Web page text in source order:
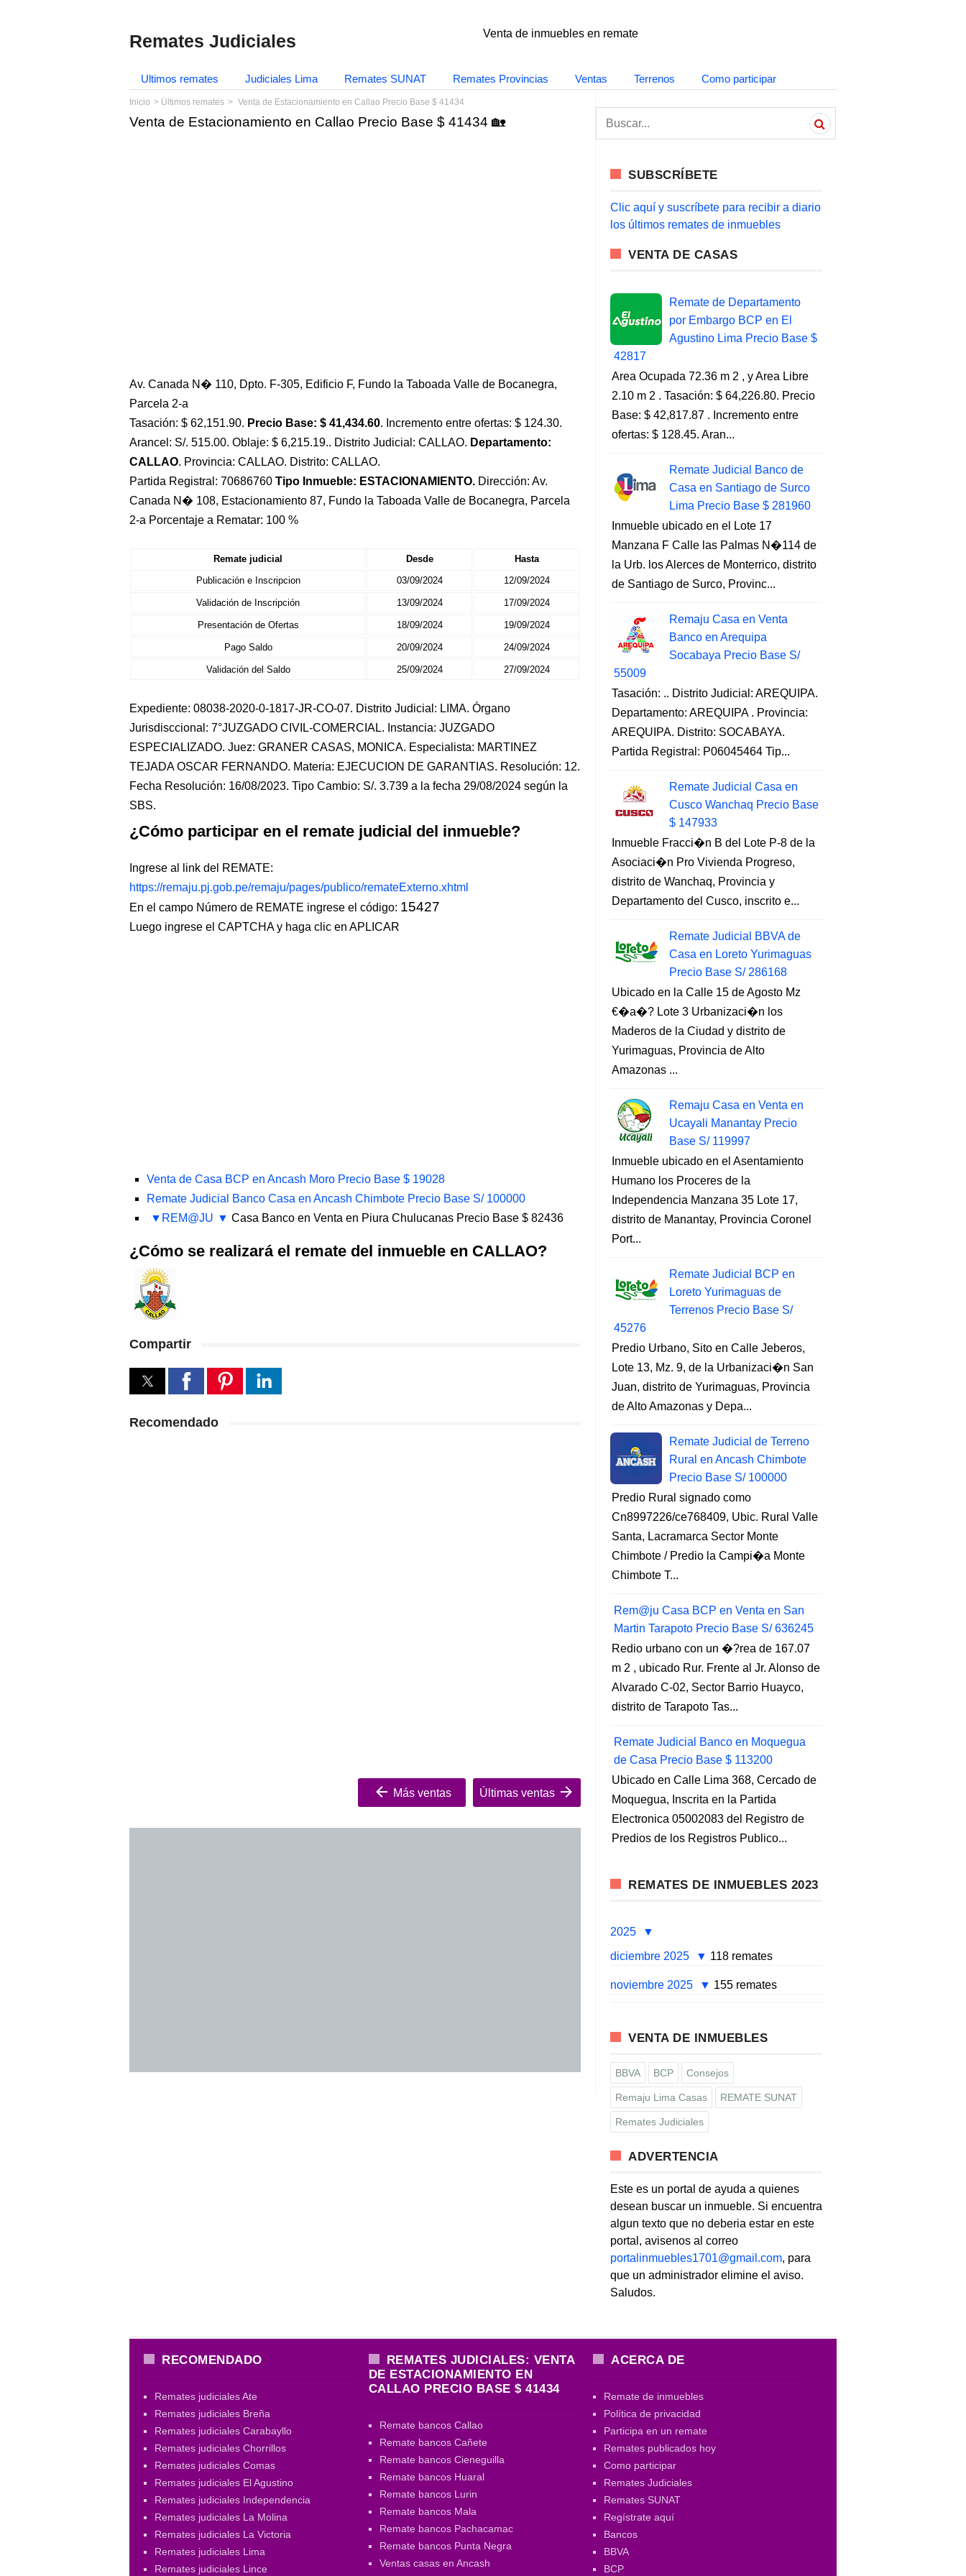
Remates Judiciales Venta de inmuebles en remate
Ultimos remates Judiciales Lima Remates SUNAT Remates Provincias Ventas Terrenos Como participar
Inicio Últimos remates Venta de Estacionamiento en Callao Precio Base $ 41434
Venta de Estacionamiento en Callao Precio Base $ 41434 🏡
Av. Canada N� 110, Dpto. F-305, Edificio F, Fundo la Taboada Valle de Bocanegra,
Parcela 2-a
Tasación: $ 62,151.90. Precio Base: $ 41,434.60. Incremento entre ofertas: $ 124.30.
Arancel: S/. 515.00. Oblaje: $ 6,215.19.. Distrito Judicial: CALLAO. Departamento:
CALLAO. Provincia: CALLAO. Distrito: CALLAO.
Partida Registral: 70686760 Tipo Inmueble: ESTACIONAMIENTO. Dirección: Av.
Canada N� 108, Estacionamiento 87, Fundo la Taboada Valle de Bocanegra, Parcela
2-a Porcentaje a Rematar: 100 %
Remate judicial Desde
Hasta
Publicación e Inscripcion
03/09/2024 12/09/2024
Validación de Inscripción 13/09/2024 17/09/2024
Presentación de Ofertas 18/09/2024 19/09/2024
Pago Saldo 20/09/2024 24/09/2024
Validación del Saldo 25/09/2024 27/09/2024
Expediente: 08038-2020-0-1817-JR-CO-07. Distrito Judicial: LIMA. Órgano
Jurisdisccional: 7°JUZGADO CIVIL-COMERCIAL. Instancia: JUZGADO
ESPECIALIZADO. Juez: GRANER CASAS, MONICA. Especialista: MARTINEZ
TEJADA OSCAR FERNANDO. Materia: EJECUCION DE GARANTIAS. Resolución: 12.
Fecha Resolución: 16/08/2023. Tipo Cambio: S/. 3.739 a la fecha 29/08/2024 según la
SBS.
¿Cómo participar en el remate judicial del inmueble?
Ingrese al link del REMATE:
https://remaju.pj.gob.pe/remaju/pages/publico/remateExterno.xhtml
En el campo Número de REMATE ingrese el código: 15427
Luego ingrese el CAPTCHA y haga clic en APLICAR
Venta de Casa BCP en Ancash Moro Precio Base $ 19028
Remate Judicial Banco Casa en Ancash Chimbote Precio Base S/ 100000
REM@JU
Casa Banco en Venta en Piura Chulucanas Precio Base $ 82436
¿Cómo se realizará el remate del inmueble en CALLAO?
Compartir
Recomendado
Más ventas Últimas ventas
a
SUBSCRÍBETE
Clic aquí y suscríbete para recibir a diario
los últimos remates de inmuebles
VENTA DE CASAS
Remate de Departamento
por Embargo BCP en El
Agustino Lima Precio Base $
42817
Area Ocupada 72.36 m 2 , y Area Libre
2.10 m 2 . Tasación: $ 64,226.80. Precio
Base: $ 42,817.87 . Incremento entre
ofertas: $ 128.45. Aran...
Remate Judicial Banco de
Casa en Santiago de Surco
Lima Precio Base $ 281960
Inmueble ubicado en el Lote 17
Manzana F Calle las Palmas N�114 de
la Urb. los Alerces de Monterrico, distrito
de Santiago de Surco, Provinc...
Remaju Casa en Venta
Banco en Arequipa
Socabaya Precio Base S/
55009
Tasación: .. Distrito Judicial: AREQUIPA.
Departamento: AREQUIPA . Provincia:
AREQUIPA. Distrito: SOCABAYA.
Partida Registral: P06045464 Tip...
Remate Judicial Casa en
Cusco Wanchaq Precio Base
$ 147933
Inmueble Fracci�n B del Lote P-8 de la
Asociaci�n Pro Vivienda Progreso,
distrito de Wanchaq, Provincia y
Departamento del Cusco, inscrito e...
Remate Judicial BBVA de
Casa en Loreto Yurimaguas
Precio Base S/ 286168
Ubicado en la Calle 15 de Agosto Mz
€�a�? Lote 3 Urbanizaci�n los
Maderos de la Ciudad y distrito de
Yurimaguas, Provincia de Alto
Amazonas ...
Remaju Casa en Venta en
Ucayali Manantay Precio
Base S/ 119997
Inmueble ubicado en el Asentamiento
Humano los Proceres de la
Independencia Manzana 35 Lote 17,
distrito de Manantay, Provincia Coronel
Port...
Remate Judicial BCP en
Loreto Yurimaguas de
Terrenos Precio Base S/
45276
Predio Urbano, Sito en Calle Jeberos,
Lote 13, Mz. 9, de la Urbanizaci�n San
Juan, distrito de Yurimaguas, Provincia
de Alto Amazonas y Depa...
Remate Judicial de Terreno
Rural en Ancash Chimbote
Precio Base S/ 100000
Predio Rural signado como
Cn8997226/ce768409, Ubic. Rural Valle
Santa, Lacramarca Sector Monte
Chimbote / Predio la Campi�a Monte
Chimbote T...
Rem@ju Casa BCP en Venta en San
Martin Tarapoto Precio Base S/ 636245
Redio urbano con un �?rea de 167.07
m 2 , ubicado Rur. Frente al Jr. Alonso de
Alvarado C-02, Sector Barrio Huayco,
distrito de Tarapoto Tas...
Remate Judicial Banco en Moquegua
de Casa Precio Base $ 113200
Ubicado en Calle Lima 368, Cercado de
Moquegua, Inscrita en la Partida
Electronica 05002083 del Registro de
Predios de los Registros Publico...
REMATES DE INMUEBLES 2023
2025
diciembre 2025
118 remates
noviembre 2025 155 remates
VENTA DE INMUEBLES
BBVA BCP Consejos
Remaju Lima Casas REMATE SUNAT
Remates Judiciales
ADVERTENCIA
Este es un portal de ayuda a quienes
desean buscar un inmueble. Si encuentra
algun texto que no deberia estar en este
portal, avisenos al correo
portalinmuebles1701@gmail.com, para
que un administrador elimine el aviso.
Saludos.
RECOMENDADO
Remates judiciales Ate
Remates judiciales Breña
Remates judiciales Carabayllo
Remates judiciales Chorrillos
Remates judiciales Comas
Remates judiciales El Agustino
Remates judiciales Independencia
Remates judiciales La Molina
Remates judiciales La Victoria
Remates judiciales Lima
Remates judiciales Lince
REMATES JUDICIALES: VENTA
DE ESTACIONAMIENTO EN
CALLAO PRECIO BASE $ 41434
Remate bancos Callao
Remate bancos Cañete
Remate bancos Cieneguilla
Remate bancos Huaral
Remate bancos Lurin
Remate bancos Mala
Remate bancos Pachacamac
Remate bancos Punta Negra
Ventas casas en Ancash
ACERCA DE
Remate de inmuebles
Política de privacidad
Participa en un remate
Remates publicados hoy
Como participar
Remates Judiciales
Remates SUNAT
Regístrate aquí
Bancos
BBVA
BCP